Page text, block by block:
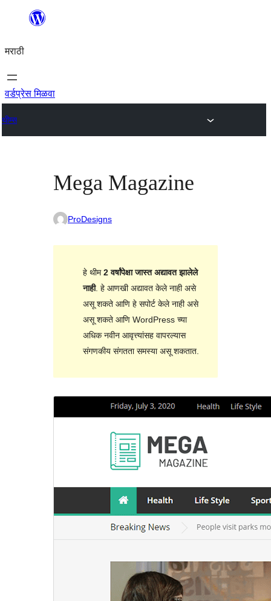
सामुग्रीवर
मराठी
वर्डप्रेस मिळवा
थीम्स
Mega Magazine
ProDesigns
हे थीम2 वर्षांपेक्षा जास्त अद्यावत झालेले
नाही. हे आणखी अद्यावत केले नाही असे
असू शकते आणि हे सपोर्ट केले नाही असे
असू शकते आणि WordPress च्या
अधिक नवीन आवृत्त्यांसह वापरल्यास
संगणकीय संगतता समस्या असू शकतात.